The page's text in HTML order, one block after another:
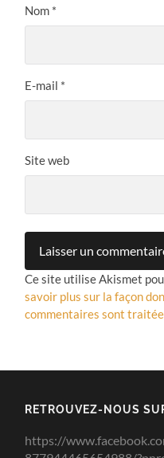
Nom *
E-mail *
Site web
Ce site utilise Akismet
savoir plus sur la façon
commentaires sont
RETROUVEZ-NOUS
https://